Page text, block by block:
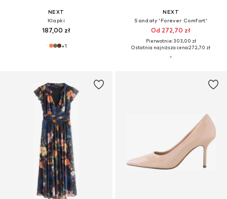
NEXT
Klapki
187,00 zł
+1
NEXT
Sandały 'Forever Comfort'
Od 272,70 zł
Pierwotnie: 303,00 zł
Ostatnia najniższa cena:272,70 zł